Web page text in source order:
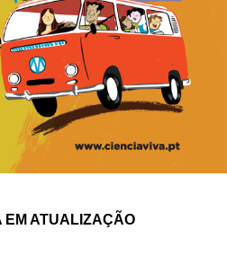
EM ATUALIZAÇÃO